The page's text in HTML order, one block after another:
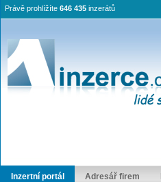
Právě prohlížíte 646 435 inzerátů
Inzertní portál Adresář firem